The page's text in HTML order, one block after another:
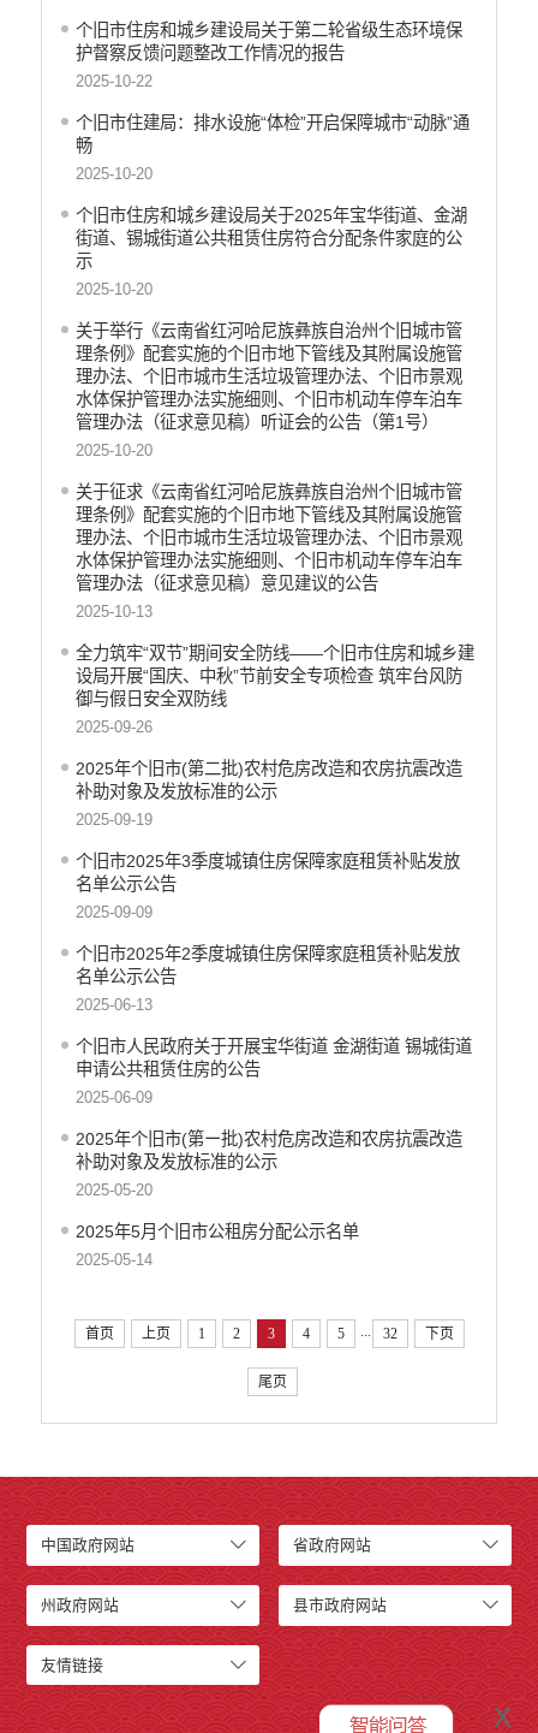
地方志
云南省新闻发布厅
行政许可
行政处罚和行政强制
稳岗就业
乡村振兴
生态环境
医疗卫生
养老服务
重大建设项目
食品药品监管
公共文化服务
安全生产
司法信息
个旧市住房和城乡建设局关于第二轮省级生态环境保
护督察反馈问题整改工作情况的报告
2025-10-22
个旧市住建局：排水设施“体检”开启保障城市“动脉”通
畅
2025-10-20
个旧市住房和城乡建设局关于2025年宝华街道、金湖
街道、锡城街道公共租赁住房符合分配条件家庭的公
示
2025-10-20
关于举行《云南省红河哈尼族彝族自治州个旧城市管
理条例》配套实施的个旧市地下管线及其附属设施管
理办法、个旧市城市生活垃圾管理办法、个旧市景观
水体保护管理办法实施细则、个旧市机动车停车泊车
管理办法（征求意见稿）听证会的公告（第1号）
2025-10-20
关于征求《云南省红河哈尼族彝族自治州个旧城市管
理条例》配套实施的个旧市地下管线及其附属设施管
理办法、个旧市城市生活垃圾管理办法、个旧市景观
水体保护管理办法实施细则、个旧市机动车停车泊车
管理办法（征求意见稿）意见建议的公告
2025-10-13
全力筑牢“双节”期间安全防线——个旧市住房和城乡建
设局开展“国庆、中秋”节前安全专项检查 筑牢台风防
御与假日安全双防线
2025-09-26
2025年个旧市(第二批)农村危房改造和农房抗震改造
补助对象及发放标准的公示
2025-09-19
个旧市2025年3季度城镇住房保障家庭租赁补贴发放
名单公示公告
2025-09-09
个旧市2025年2季度城镇住房保障家庭租赁补贴发放
名单公示公告
2025-06-13
个旧市人民政府关于开展宝华街道 金湖街道 锡城街道
申请公共租赁住房的公告
2025-06-09
2025年个旧市(第ー批)农村危房改造和农房抗震改造
补助对象及发放标准的公示
2025-05-20
2025年5月个旧市公租房分配公示名单
2025-05-14
首页 上页 1 2 3 4 5 ... 32 下页
尾页
中国政府网站 省政府网站
州政府网站 县市政府网站
友情链接
x